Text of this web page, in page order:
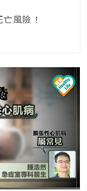
風險！